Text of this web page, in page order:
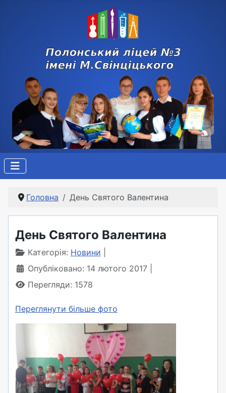
Головна День Святого Валентина
День Святого Валентина
Категорія: Новини
Опубліковано: 14 лютого 2017
Перегляди: 1578
Переглянути більше фото